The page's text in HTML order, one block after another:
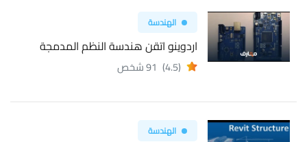
الهندسة
اردوينو اتقن هندسة النظم المدمجة
(4.5) 91 شخص
الهندسة